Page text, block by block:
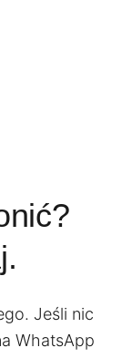
Jeśli nic
WhatsApp